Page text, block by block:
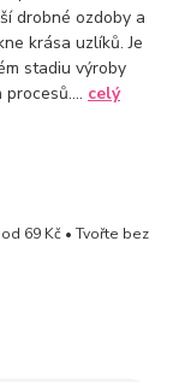
drobné ozdoby a
krása uzlíků. Je
stadiu výroby
celý
69 Kč • Tvořte bez